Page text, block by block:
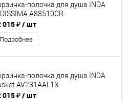
полочка для душа INDA
A88510CR
015 ₽/ шт
Подробнее
полочка для душа INDA
AV231AAL13
015 ₽/ шт